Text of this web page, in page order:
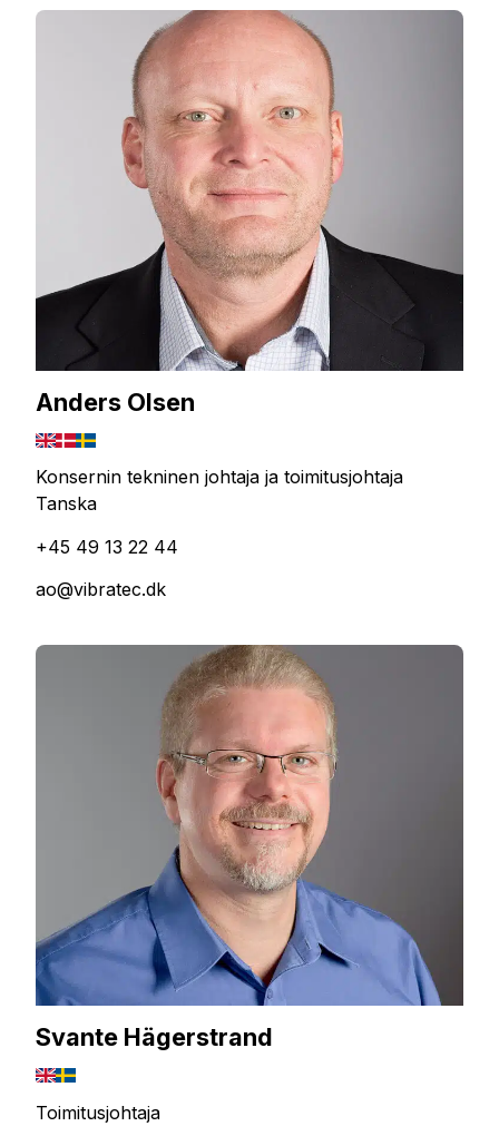
Anders Olsen
Konsernin tekninen johtaja ja toimitusjohtaja
Tanska
+45 49 13 22 44
ao@vibratec.dk
Svante Hägerstrand
Toimitusjohtaja